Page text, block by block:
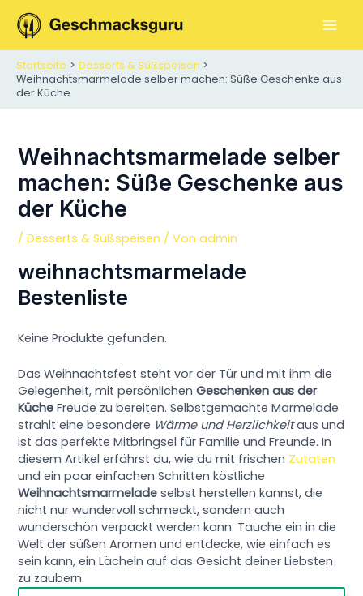
Inhalt
springen
A
M
Startseite
Desserts & Süßspeisen
Weihnachtsmarmelade selber machen: Süße Geschenke aus
der Küche
Weihnachtsmarmelade selber
machen: Süße Geschenke aus
der Küche
/Desserts & Süßspeisen / Vonadmin
weihnachtsmarmelade
Bestenliste
Keine Produkte gefunden.
Das Weihnachtsfest steht vor der Tür und mit ihm die
Gelegenheit, mit persönlichenGeschenken aus der
Küche Freude zu bereiten. Selbstgemachte Marmelade
strahlt eine besondere Wärme und Herzlichkeitaus und
ist das perfekte Mitbringsel für Familie und Freunde. In
diesem Artikel erfährst du, wie du mit frischen Zutaten
und ein paar einfachen Schritten köstliche
Weihnachtsmarmelade selbst herstellen kannst, die
nicht nur wundervoll schmeckt, sondern auch
wunderschön verpackt werden kann. Tauche ein in die
Welt der süßen Aromen und entdecke, wie einfach es
sein kann, ein Lächeln auf das Gesicht deiner Liebsten
zu zaubern.